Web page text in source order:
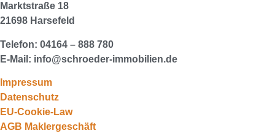
Marktstraße 18
21698 Harsefeld
Telefon: 04164 – 888 780
E-Mail: info@schroeder-immobilien.de
Impressum
Datenschutz
EU-Cookie-Law
AGB Maklergeschäft